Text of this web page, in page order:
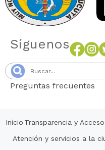
Síguenos
Preguntas frecuentes
Inicio Transparencia y
Atención y servicios a la